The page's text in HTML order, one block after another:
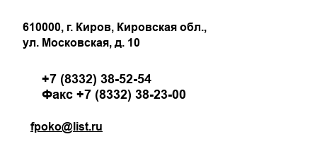
610000, г. Киров, Кировская обл.,
ул. Московская, д. 10
+7 (8332) 38-52-54
Факс +7 (8332) 38-23-00
fpoko@list.ru